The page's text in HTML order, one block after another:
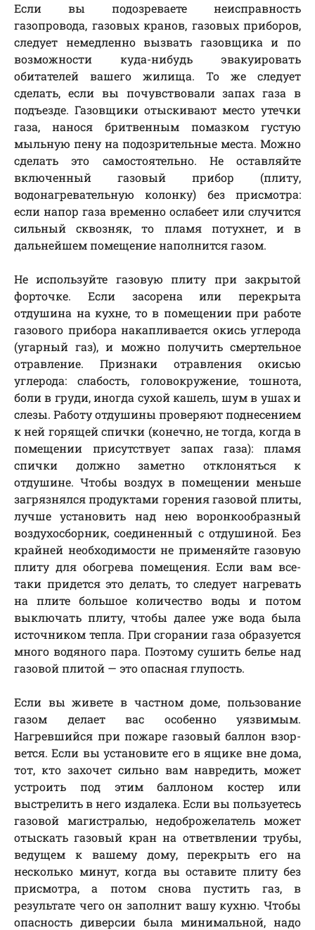
Если вы подозреваете неисправность
газопровода, газовых кранов, газовых приборов,
следует немедленно вызвать газовщика и по
возможности куда-нибудь эвакуировать
обитателей вашего жилища. То же следует
сделать, если вы почувствовали запах газа в
подъезде. Газовщики отыскивают место утечки
газа, нанося бритвенным помазком густую
мыльную пену на подозрительные места. Можно
сделать это самостоятельно. Не оставляйте
включенный газовый прибор (плиту,
водонагревательную колонку) без присмотра:
если напор газа временно ослабеет или случится
сильный сквозняк, то пламя потухнет, и в
дальнейшем помещение наполнится газом.
Не используйте газовую плиту при закрытой
форточке. Если засорена или перекрыта
отдушина на кухне, то в помещении при работе
газового прибора накапливается окись углерода
(угарный газ), и можно получить смертельное
отравление. Признаки отравления окисью
углерода: слабость, головокружение, тошнота,
боли в груди, иногда сухой кашель, шум в ушах и
слезы. Работу отдушины проверяют поднесением
к ней горящей спички (конечно, не тогда, когда в
помещении присутствует запах газа): пламя
спички должно заметно отклоняться к
отдушине. Чтобы воздух в помещении меньше
загрязнялся продуктами горения газовой плиты,
лучше установить над нею воронкообразный
воздухосборник, соединенный с отдушиной. Без
крайней необходимости не применяйте газовую
плиту для обогрева помещения. Если вам все-
таки придется это делать, то следует нагревать
на плите большое количество воды и потом
выключать плиту, чтобы далее уже вода была
источником тепла. При сгорании газа образуется
много водяного пара. Поэтому сушить белье над
газовой плитой — это опасная глупость.
Если вы живете в частном доме, пользование
газом делает вас особенно уязвимым.
Нагревшийся при пожаре газовый баллон взор-
вется. Если вы установите его в ящике вне дома,
тот, кто захочет сильно вам навредить, может
устроить под этим баллоном костер или
выстрелить в него издалека. Если вы пользуетесь
газовой магистралью, недоброжелатель может
отыскать газовый кран на ответвлении трубы,
ведущем к вашему дому, перекрыть его на
несколько минут, когда вы оставите плиту без
присмотра, а потом снова пустить газ, в
результате чего он заполнит вашу кухню. Чтобы
опасность диверсии была минимальной, надо